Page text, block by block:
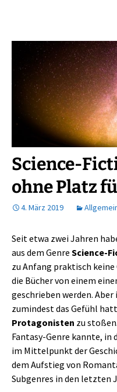
Science-
ohne Platz
4. März 2019
Seit etwa zwei Jahren
aus dem Genre Science-
zu Anfang praktisch
die Bücher von einem
geschrieben werden.
zumindest das Gefühl
Protagonisten zu
Fantasy-Genre kannte, in
im Mittelpunkt der
dem Aufstieg von
Subgenres in den letzten